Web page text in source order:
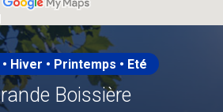
Hiver • Printemps • Eté
Boissière